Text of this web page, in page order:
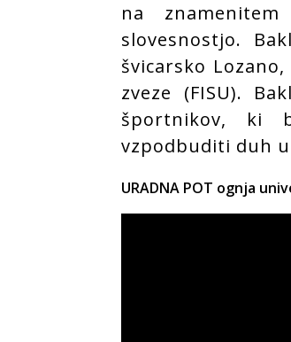
na
slovesnostjo.
švicarsko
zveze (FISU).
športnikov, ki
vzpodbuditi duh
URADNA POT ognja